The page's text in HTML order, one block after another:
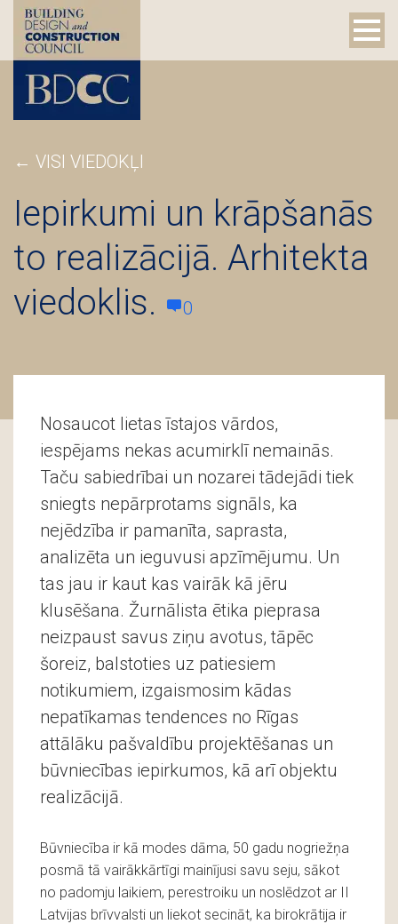
← VISI VIEDOKĻI
Iepirkumi un krāpšanās
to realizācijā. Arhitekta
viedoklis.
0
Nosaucot lietas īstajos vārdos,
iespējams nekas acumirklī nemainās.
Taču sabiedrībai un nozarei tādejādi tiek
sniegts nepārprotams signāls, ka
nejēdzība ir pamanīta, saprasta,
analizēta un ieguvusi apzīmējumu. Un
tas jau ir kaut kas vairāk kā jēru
klusēšana. Žurnālista ētika pieprasa
neizpaust savus ziņu avotus, tāpēc
šoreiz, balstoties uz patiesiem
notikumiem, izgaismosim kādas
nepatīkamas tendences no Rīgas
attālāku pašvaldību projektēšanas un
būvniecības iepirkumos, kā arī objektu
realizācijā.
Būvniecība ir kā modes dāma, 50 gadu nogriežņa
posmā tā vairākkārtīgi mainījusi savu seju, sākot
no padomju laikiem, perestroiku un noslēdzot ar II
Latvijas brīvvalsti un liekot secināt, ka birokrātija ir